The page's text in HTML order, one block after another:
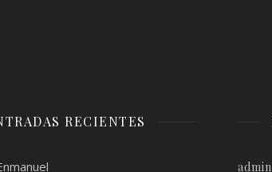
RECIENTES
admin